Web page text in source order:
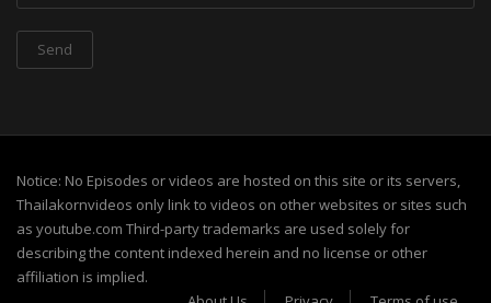
Notice: No Episodes or videos are hosted on this site or its servers,
Thailakornvideos only link to videos on other websites or sites such
as youtube.com Third-party trademarks are used solely for
describing the content indexed herein and no license or other
affiliation is implied.